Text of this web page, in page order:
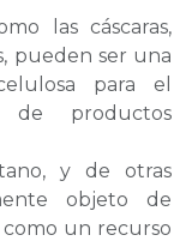
las cáscaras,
pueden ser una
para el
productos
y de otras
objeto de
un recurso